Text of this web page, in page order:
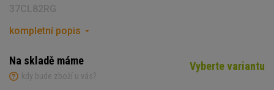
37CL82RG
kompletní popis
Na skladě máme
kdy bude zboží u vás?
Vyberte variantu